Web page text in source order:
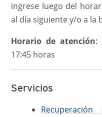
ingrese luego del
al día siguiente y/o a la
Horario de atención:
17:45 horas
Servicios